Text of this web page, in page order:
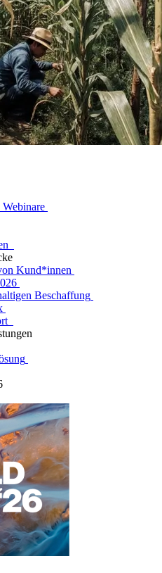
Webinare
Kund*innen
Beschaffung